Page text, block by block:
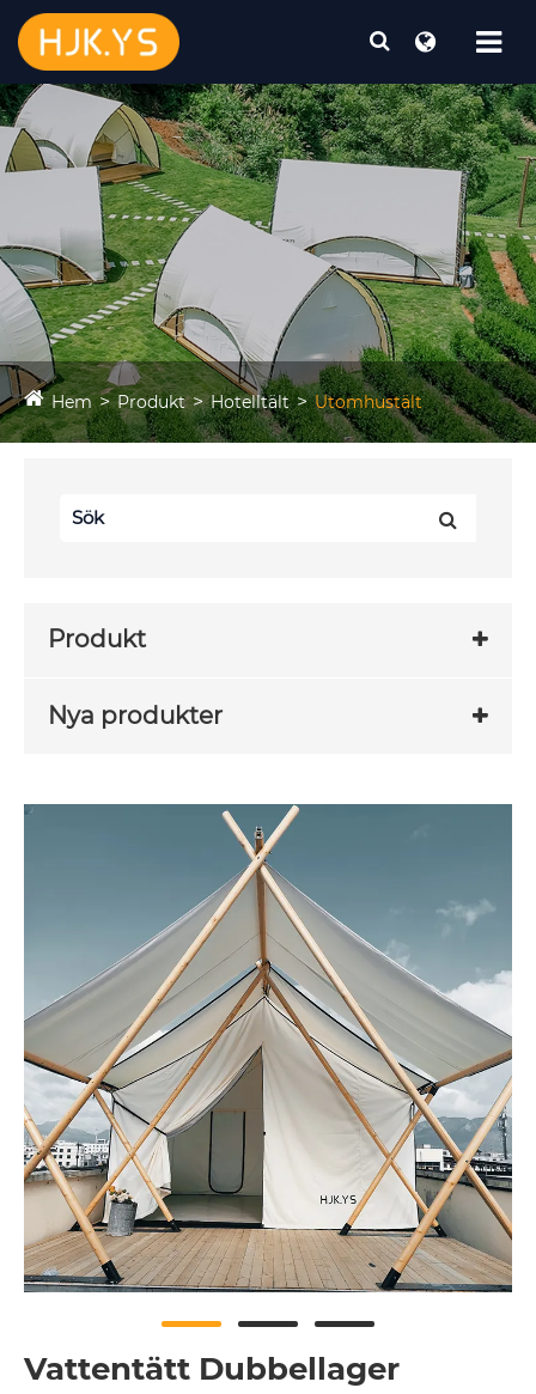
Hem Produkt Hotelltält Utomhustält
Produkt
Nya produkter
Vattentätt Dubbellager